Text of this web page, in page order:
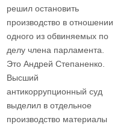
решил остановить
производство в отношении
одного из обвиняемых по
делу члена парламента.
Это Андрей Степаненко.
Высший
антикоррупционный суд
выделил в отдельное
производство материалы